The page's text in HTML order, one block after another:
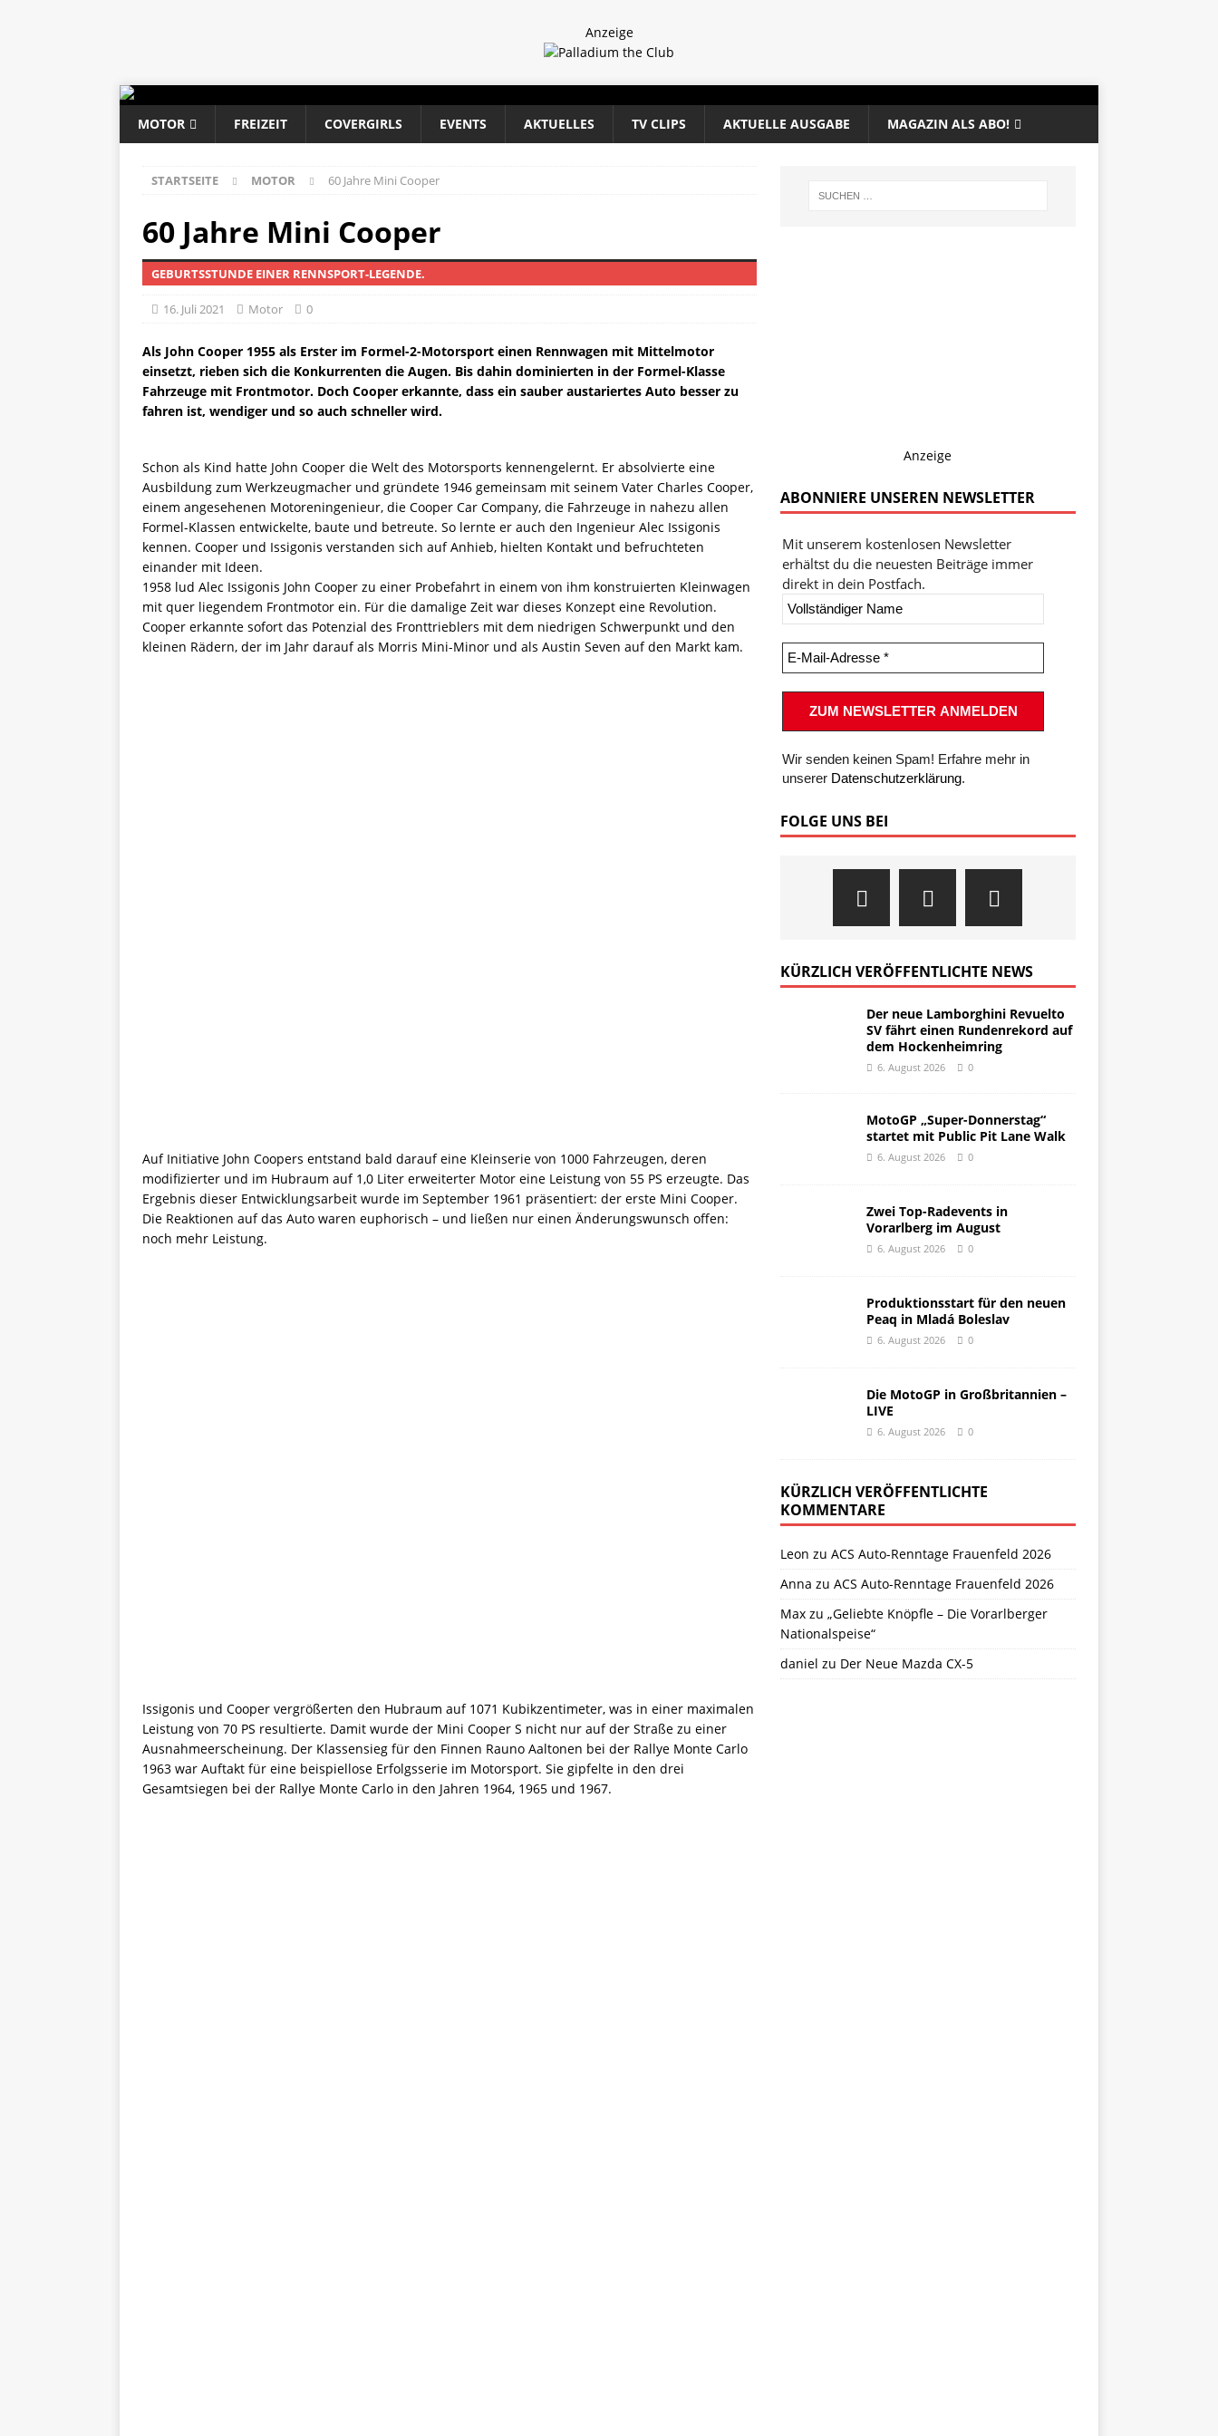
Anzeige
MOTOR FREIZEIT COVERGIRLS EVENTS AKTUELLES TV CLIPS AKTUELLE AUSGABE MAGAZIN ALS ABO!
STARTSEITE MOTOR 60 Jahre Mini Cooper
60 Jahre Mini Cooper
GEBURTSSTUNDE EINER RENNSPORT-LEGENDE.
16. Juli 2021 Motor 0
Als John Cooper 1955 als Erster im Formel-2-Motorsport einen Rennwagen mit Mittelmotor
einsetzt, rieben sich die Konkurrenten die Augen. Bis dahin dominierten in der Formel-Klasse
Fahrzeuge mit Frontmotor. Doch Cooper erkannte, dass ein sauber austariertes Auto besser zu
fahren ist, wendiger und so auch schneller wird.
Schon als Kind hatte John Cooper die Welt des Motorsports kennengelernt. Er absolvierte eine
Ausbildung zum Werkzeugmacher und gründete 1946 gemeinsam mit seinem Vater Charles Cooper,
einem angesehenen Motoreningenieur, die Cooper Car Company, die Fahrzeuge in nahezu allen
Formel-Klassen entwickelte, baute und betreute. So lernte er auch den Ingenieur Alec Issigonis
kennen. Cooper und Issigonis verstanden sich auf Anhieb, hielten Kontakt und befruchteten
einander mit Ideen.
1958 lud Alec Issigonis John Cooper zu einer Probefahrt in einem von ihm konstruierten Kleinwagen
mit quer liegendem Frontmotor ein. Für die damalige Zeit war dieses Konzept eine Revolution.
Cooper erkannte sofort das Potenzial des Fronttrieblers mit dem niedrigen Schwerpunkt und den
kleinen Rädern, der im Jahr darauf als Morris Mini-Minor und als Austin Seven auf den Markt kam.
Auf Initiative John Coopers entstand bald darauf eine Kleinserie von 1000 Fahrzeugen, deren
modifizierter und im Hubraum auf 1,0 Liter erweiterter Motor eine Leistung von 55 PS erzeugte. Das
Ergebnis dieser Entwicklungsarbeit wurde im September 1961 präsentiert: der erste Mini Cooper.
Die Reaktionen auf das Auto waren euphorisch – und ließen nur einen Änderungswunsch offen:
noch mehr Leistung.
Issigonis und Cooper vergrößerten den Hubraum auf 1071 Kubikzentimeter, was in einer maximalen
Leistung von 70 PS resultierte. Damit wurde der Mini Cooper S nicht nur auf der Straße zu einer
Ausnahmeerscheinung. Der Klassensieg für den Finnen Rauno Aaltonen bei der Rallye Monte Carlo
1963 war Auftakt für eine beispiellose Erfolgsserie im Motorsport. Sie gipfelte in den drei
Gesamtsiegen bei der Rallye Monte Carlo in den Jahren 1964, 1965 und 1967.
Anzeige
ABONNIERE UNSEREN NEWSLETTER
Mit unserem kostenlosen Newsletter
erhältst du die neuesten Beiträge immer
direkt in dein Postfach.
Wir senden keinen Spam! Erfahre mehr in
unserer Datenschutzerklärung.
FOLGE UNS BEI
KÜRZLICH VERÖFFENTLICHTE NEWS
Der neue Lamborghini Revuelto
SV fährt einen Rundenrekord auf
dem Hockenheimring
6. August 2026 0
MotoGP „Super-Donnerstag“
startet mit Public Pit Lane Walk
6. August 2026 0
Zwei Top-Radevents in
Vorarlberg im August
6. August 2026 0
Produktionsstart für den neuen
Peaq in Mladá Boleslav
6. August 2026 0
Die MotoGP in Großbritannien –
LIVE
6. August 2026 0
KÜRZLICH VERÖFFENTLICHTE
KOMMENTARE
Leon zu ACS Auto-Renntage Frauenfeld 2026
Anna zu ACS Auto-Renntage Frauenfeld 2026
Maxzu „Geliebte Knöpfle – Die Vorarlberger
Nationalspeise“
daniel zu Der Neue Mazda CX-5